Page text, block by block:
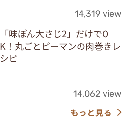
14,319 view
「味ぽん大さじ2」だけでO
K！丸ごとピーマンの肉巻きレ
シピ
14,062 view
もっと見る